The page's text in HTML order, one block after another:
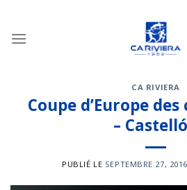
contenu
CA RIVIERA
Coupe d’Europe
–
PUBLIÉ LE SEPTEMBRE 27, 2016